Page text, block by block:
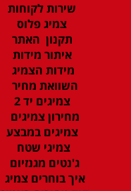
שירות לקוחות
צמיג פלוס
תקנון האתר
איתור מידות
מידות הצמיג
השוואת מחיר
צמיגים יד 2
מחירון צמיגים
צמיגים במבצע
צמיגי שטח
ג'נטים מגנזיום
איך בוחרים צמיג